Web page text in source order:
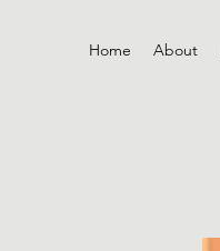
Home About